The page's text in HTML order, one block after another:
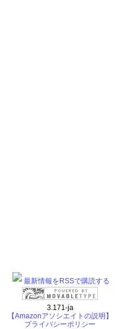
最新情報をRSSで購読する
3.171-ja
【Amazonアソシエイトの説明】
プライバシーポリシー